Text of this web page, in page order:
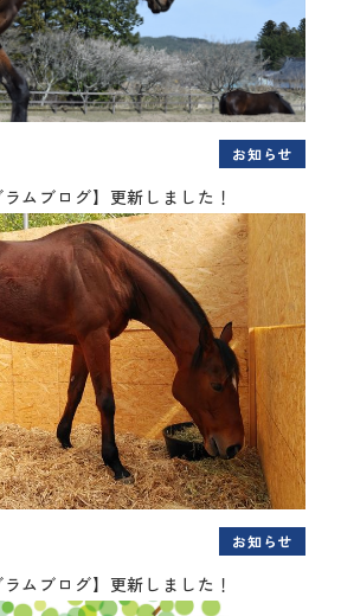
お知らせ
ラムブログ】更新しました！
お知らせ
ラムブログ】更新しました！